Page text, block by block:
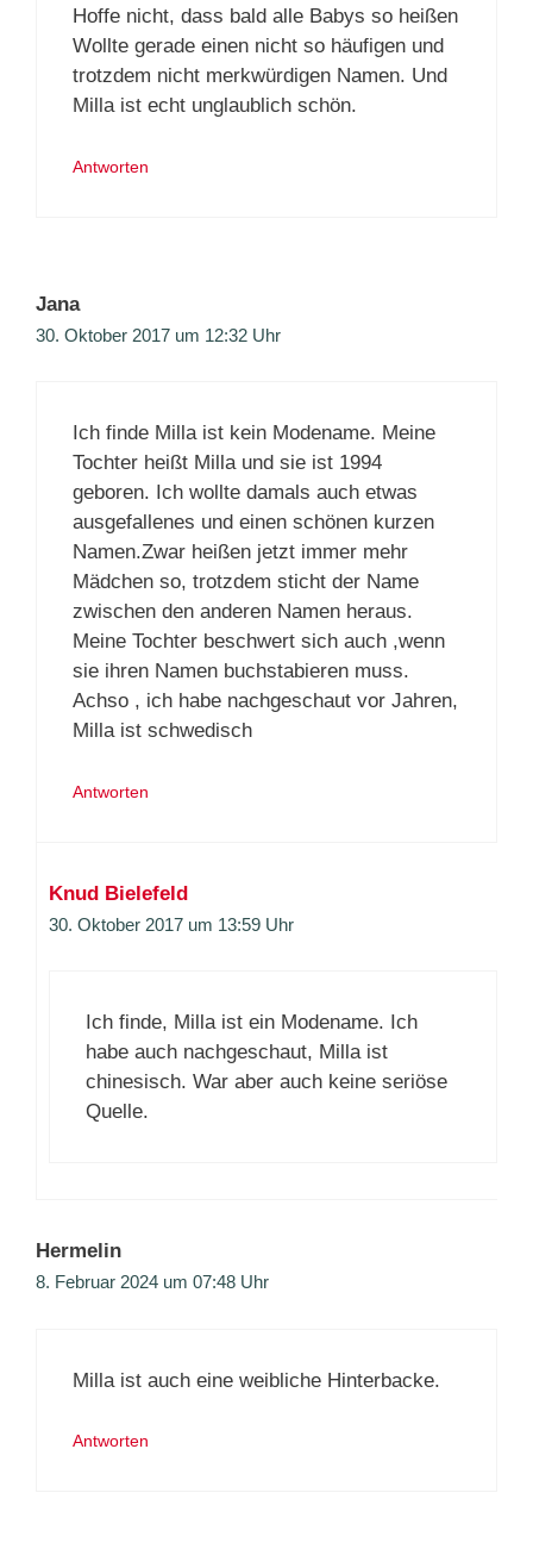
Hoffe nicht, dass bald alle Babys so heißen
Wollte gerade einen nicht so häufigen und
trotzdem nicht merkwürdigen Namen. Und
Milla ist echt unglaublich schön.
Antworten
Jana
30. Oktober 2017 um 12:32 Uhr
Ich finde Milla ist kein Modename. Meine
Tochter heißt Milla und sie ist 1994
geboren. Ich wollte damals auch etwas
ausgefallenes und einen schönen kurzen
Namen.Zwar heißen jetzt immer mehr
Mädchen so, trotzdem sticht der Name
zwischen den anderen Namen heraus.
Meine Tochter beschwert sich auch ,wenn
sie ihren Namen buchstabieren muss.
Achso , ich habe nachgeschaut vor Jahren,
Milla ist schwedisch
Antworten
Knud Bielefeld
30. Oktober 2017 um 13:59 Uhr
Ich finde, Milla ist ein Modename. Ich
habe auch nachgeschaut, Milla ist
chinesisch. War aber auch keine seriöse
Quelle.
Hermelin
8. Februar 2024 um 07:48 Uhr
Milla ist auch eine weibliche Hinterbacke.
Antworten